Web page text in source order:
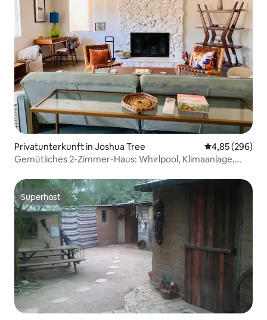
Privatunterkunft in Joshua Tree
4,85 (296)
Gemütliches 2-Zimmer-Haus: Whirlpool, Klimaanlage,
Superhost
Superhost